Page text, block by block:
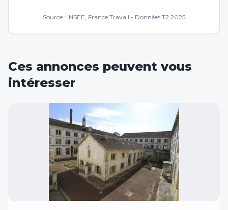
Source : INSEE, France Travail - Données T2 2025
Ces annonces peuvent vous
intéresser